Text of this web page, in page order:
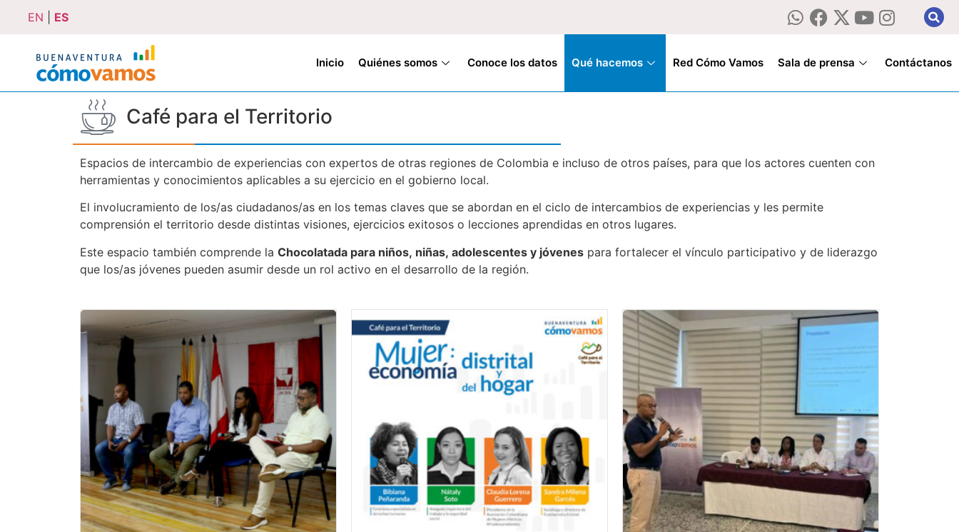
EN ES
Inicio Quiénes somos Conoce los datos Qué hacemos Red Cómo Vamos Sala de prensa Contáctanos
Café para el Territorio
Espacios de intercambio de experiencias con expertos de otras regiones de Colombia e incluso de otros países, para que los actores cuenten con
herramientas y conocimientos aplicables a su ejercicio en el gobierno local.
El involucramiento de los/as ciudadanos/as en los temas claves que se abordan en el ciclo de intercambios de experiencias y les permite
comprensión el territorio desde distintas visiones, ejercicios exitosos o lecciones aprendidas en otros lugares.
Este espacio también comprende la Chocolatada para niños, niñas, adolescentes y jóvenes para fortalecer el vínculo participativo y de liderazgo
que los/as jóvenes pueden asumir desde un rol activo en el desarrollo de la región.